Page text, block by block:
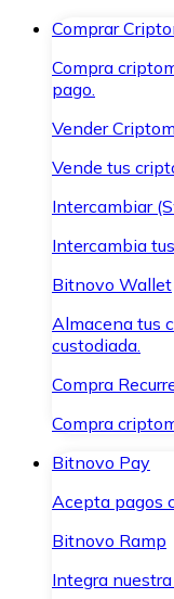
Comprar
Compra
pago.
Vender
Vende tus
Intercambiar
Intercambia
Bitnovo Wallet
Almacena tus
custodiada.
Compra
Compra
Bitnovo Pay
Acepta pagos
Bitnovo Ramp
Integra